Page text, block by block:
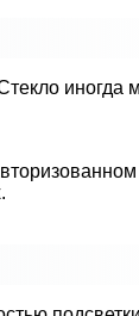
иногда